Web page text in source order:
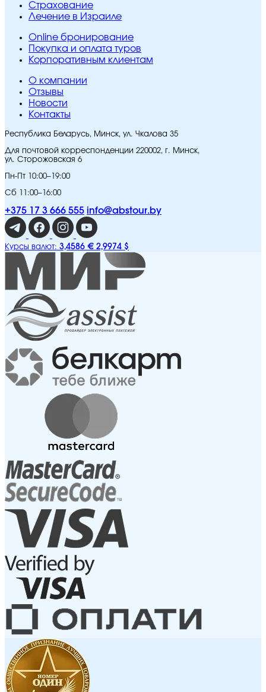
Страхование
Лечение в Израиле
Online бронирование
Покупка и оплата туров
Корпоративным клиентам
O компании
Отзывы
Новости
Контакты
Республика Беларусь, Минск, ул. Чкалова 35
Для почтовой корреспонденции 220002, г. Минск,
ул. Сторожовская 6
Пн-Пт 10:00–19:00
Сб 11:00–16:00
+375 17 3 666 555 info@abstour.by
Курсы валют: 3,4586 € 2,9974 $